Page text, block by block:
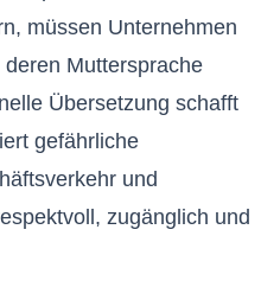
müssen Unternehmen
Muttersprache
Übersetzung schafft
gefährliche
und
zugänglich und